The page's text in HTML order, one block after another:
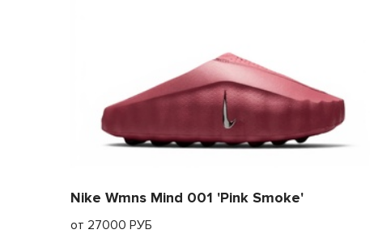
Nike Wmns Mind 001 'Pink Smoke'
от 27000 РУБ